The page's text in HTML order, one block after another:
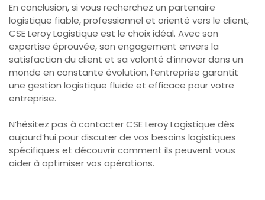
En conclusion, si vous recherchez un partenaire
logistique fiable, professionnel et orienté vers le client,
CSE Leroy Logistique est le choix idéal. Avec son
expertise éprouvée, son engagement envers la
satisfaction du client et sa volonté d’innover dans un
monde en constante évolution, l’entreprise garantit
une gestion logistique fluide et efficace pour votre
entreprise.
N’hésitez pas à contacter CSE Leroy Logistique dès
aujourd’hui pour discuter de vos besoins logistiques
spécifiques et découvrir comment ils peuvent vous
aider à optimiser vos opérations.